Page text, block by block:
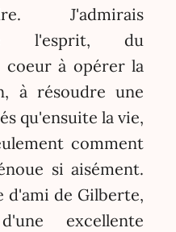
J'admirais
l'esprit, du
coeur à opérer la
à résoudre une
qu'ensuite la vie,
comment
si aisément.
d'ami de Gilberte,
excellente